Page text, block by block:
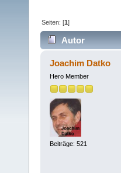
Seiten: [1]
Autor
(Gelesen 9280 mal)
Joachim Datko
Hero Member
Beiträge: 521